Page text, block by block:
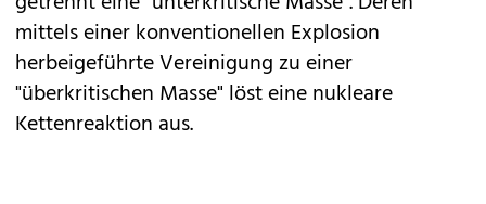
mittels einer konventionellen Explosion
herbeigeführte Vereinigung zu einer
"überkritischen Masse" löst eine nukleare
Kettenreaktion aus.